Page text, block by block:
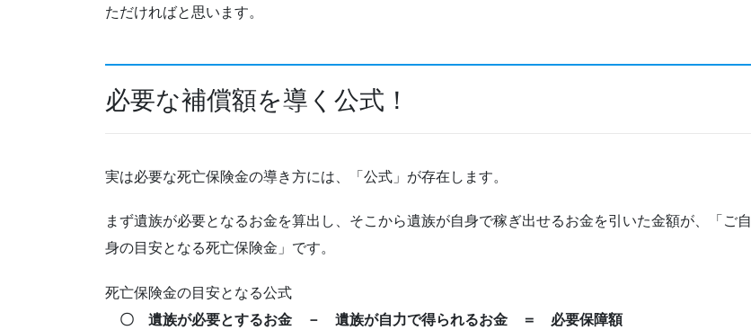
ただければと思います。
必要な補償額を導く公式！
実は必要な死亡保険金の導き方には、「公式」が存在します。
まず遺族が必要となるお金を算出し、そこから遺族が自身で稼ぎ出せるお金を引いた金額が、「ご自
身の目安となる死亡保険金」です。
死亡保険金の目安となる公式
〇 遺族が必要とするお金 － 遺族が自力で得られるお金 ＝ 必要保障額